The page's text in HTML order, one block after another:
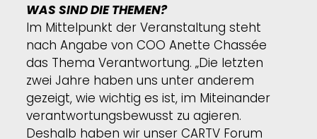
WAS SIND DIE THEMEN?
Im Mittelpunkt der Veranstaltung steht
nach Angabe von COO Anette Chassée
das Thema Verantwortung. „Die letzten
zwei Jahre haben uns unter anderem
gezeigt, wie wichtig es ist, im Miteinander
verantwortungsbewusst zu agieren.
Deshalb haben wir unser CARTV Forum